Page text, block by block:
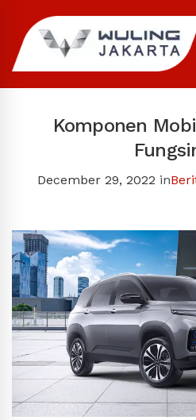
Komponen
December 29, 2022 in